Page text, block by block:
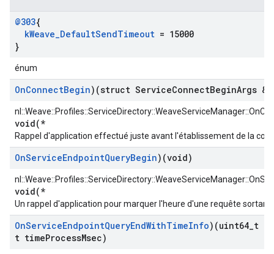
@303{
kWeave_DefaultSendTimeout = 15000
}
énum
OnConnectBegin)(struct ServiceConnectBeginArgs
void(*
Rappel d'application effectué juste avant l'établissement de la
OnServiceEndpointQueryBegin)(void)
void(*
Un rappel d'application pour marquer l'heure d'une requête
OnServiceEndpointQueryEndWithTimeInfo)(uint64 t
t timeProcessMsec)